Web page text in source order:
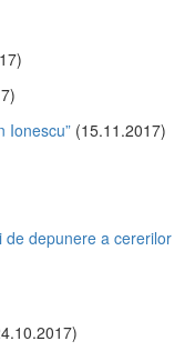
Ionescu” (15.11.2017)
depunere a cererilor